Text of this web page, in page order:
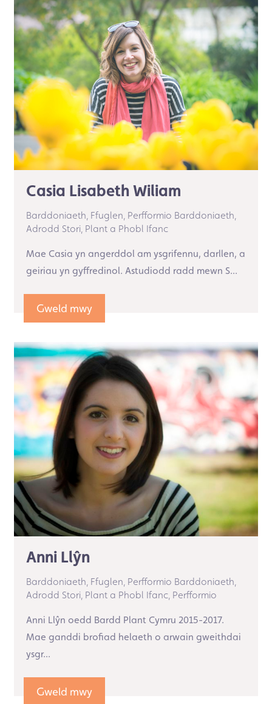
Casia Lisabeth Wiliam
Barddoniaeth, Ffuglen, Perfformio Barddoniaeth,
Adrodd Stori, Plant a Phobl Ifanc
Mae Casia yn angerddol am ysgrifennu, darllen, a
geiriau yn gyffredinol. Astudiodd radd mewn S...
Gweld mwy
Anni Llŷn
Barddoniaeth, Ffuglen, Perfformio Barddoniaeth,
Adrodd Stori, Plant a Phobl Ifanc, Perfformio
Anni Llŷn oedd Bardd Plant Cymru 2015-2017.
Mae ganddi brofiad helaeth o arwain gweithdai
ysgr...
Gweld mwy